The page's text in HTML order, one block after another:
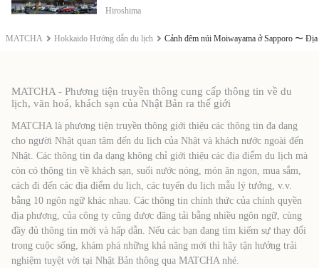
MATCHA Hokkaido Hướng dẫn du lịch Cảnh đêm núi Moiwayama ở Sapporo 〜
Hiroshima
MATCHA - Phương tiện truyền thông cung cấp thông tin về du
lịch, văn hoá, khách sạn của Nhật Bản ra thế giới
MATCHA là phương tiện truyền thông giới thiệu các thông tin đa dạng
cho người Nhật quan tâm đến du lịch của Nhật và khách nước ngoài đến
Nhật. Các thông tin đa dạng không chỉ giới thiệu các địa điểm du lịch mà
còn có thông tin về khách sạn, suối nước nóng, món ăn ngon, mua sắm,
cách đi đến các địa điểm du lịch, các tuyến du lịch mẫu lý tưởng, v.v.
bằng 10 ngôn ngữ khác nhau. Các thông tin chính thức của chính quyền
địa phương, của công ty cũng được đăng tải bằng nhiều ngôn ngữ, cùng
đầy đủ thông tin mới và hấp dẫn. Nếu các bạn đang tìm kiếm sự thay đổi
trong cuộc sống, khám phá những khả năng mới thì hãy tận hưởng trải
nghiệm tuyệt vời tại Nhật Bản thông qua MATCHA nhé.